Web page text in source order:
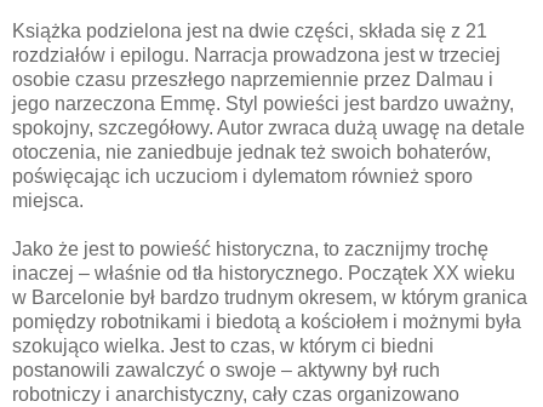
Książka podzielona jest na dwie części, składa się z 21
rozdziałów i epilogu. Narracja prowadzona jest w trzeciej
osobie czasu przeszłego naprzemiennie przez Dalmau i
jego narzeczona Emmę. Styl powieści jest bardzo uważny,
spokojny, szczegółowy. Autor zwraca dużą uwagę na detale
otoczenia, nie zaniedbuje jednak też swoich bohaterów,
poświęcając ich uczuciom i dylematom również sporo
miejsca.
Jako że jest to powieść historyczna, to zacznijmy trochę
inaczej – właśnie od tła historycznego. Początek XX wieku
w Barcelonie był bardzo trudnym okresem, w którym granica
pomiędzy robotnikami i biedotą a kościołem i możnymi była
szokująco wielka. Jest to czas, w którym ci biedni
postanowili zawalczyć o swoje – aktywny był ruch
robotniczy i anarchistyczny, cały czas organizowano